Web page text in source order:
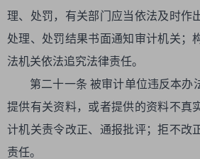
理、处罚，有关部门应当依法及时作
处理、处罚结果书面通知审计机关；
法机关依法追究法律责任。
第二十一条 被审计单位违反本办
提供有关资料，或者提供的资料不真
计机关责令改正、通报批评；拒不改
责任。